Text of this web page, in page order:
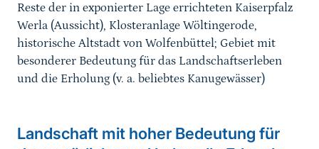
Reste der in exponierter Lage errichteten Kaiserpfalz
Werla (Aussicht), Klosteranlage Wöltingerode,
historische Altstadt von Wolfenbüttel; Gebiet mit
besonderer Bedeutung für das Landschaftserleben
und die Erholung (v. a. beliebtes Kanugewässer)
Landschaft mit hoher Bedeutung für